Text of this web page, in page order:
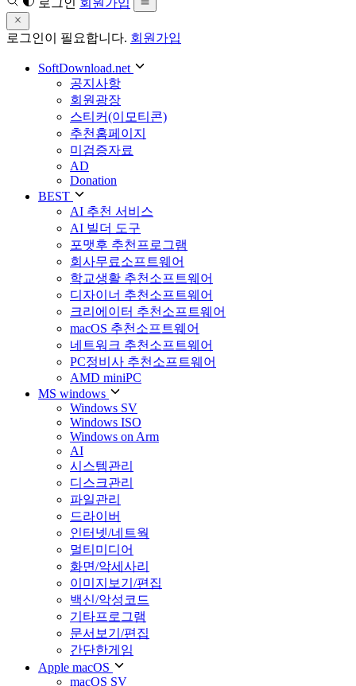
로그인 회원가입
로그인이 필요합니다. 회원가입
SoftDownload.net
공지사항
회원광장
스티커(이모티콘)
추천홈페이지
미검증자료
AD
Donation
BEST
AI 추천 서비스
AI 빌더 도구
포맷후 추천프로그램
회사무료소프트웨어
학교생활 추천소프트웨어
디자이너 추천소프트웨어
크리에이터 추천소프트웨어
macOS 추천소프트웨어
네트워크 추천소프트웨어
PC정비사 추천소프트웨어
AMD miniPC
MS windows
Windows SV
Windows ISO
Windows on Arm
AI
시스템관리
디스크관리
파일관리
드라이버
인터넷/네트웍
멀티미디어
화면/악세사리
이미지보기/편집
백신/악성코드
기타프로그램
문서보기/편집
간단한게임
Apple macOS
macOS SV